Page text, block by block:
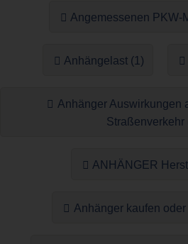
Angemessenen PKW-
Anhängelast (1)
Anhänger Auswirkungen
Straßenverkehr
ANHÄNGER
Anhänger kaufen